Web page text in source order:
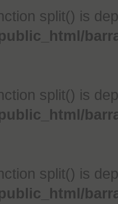
split() is
split() is
split() is